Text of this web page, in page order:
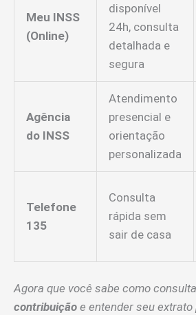
Meu INSS
(Online)
disponível
24h, consulta
detalhada e
segura
Agência
do INSS
Atendimento
presencial e
orientação
personalizada
Telefone
135
Consulta
rápida sem
sair de casa
Agora que você sabe como
contribuição e entender seu